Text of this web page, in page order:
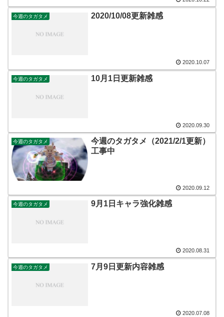
今週のタガタメ 2020/10/08更新雑感
2020.10.07
今週のタガタメ 10月1日更新雑感
2020.09.30
今週のタガタメ
今週のタガタメ（2021/2/1更新）
工事中
2020.09.12
今週のタガタメ 9月1日キャラ強化雑感
2020.08.31
今週のタガタメ 7月9日更新内容雑感
2020.07.08